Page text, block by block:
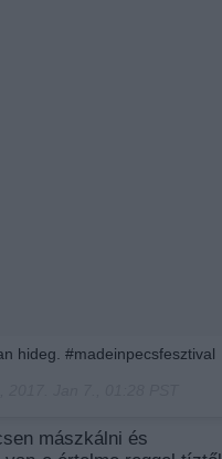
hideg. #madeinpecsfesztival
mászkálni és